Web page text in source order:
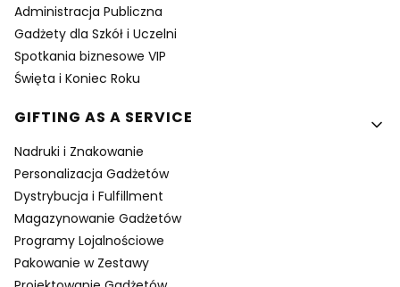
Administracja Publiczna
Gadżety dla Szkół i Uczelni
Spotkania biznesowe VIP
Święta i Koniec Roku
GIFTING AS A SERVICE
Nadruki i Znakowanie
Personalizacja Gadżetów
Dystrybucja i Fulfillment
Magazynowanie Gadżetów
Programy Lojalnościowe
Pakowanie w Zestawy